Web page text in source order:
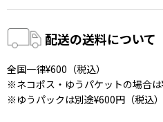
配送の送料について
全国一律¥600（税込）
※ネコポス・ゆうパケットの場合は
※ゆうパックは別途¥600円（税込）